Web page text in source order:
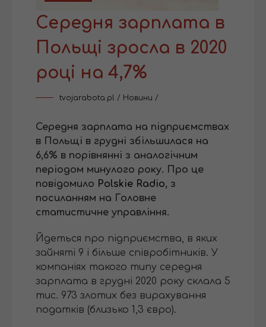
Середня зарплата в
Польщі зросла в 2020
році на 4,7%
tvojarabota.pl / Новини /
Середня зарплата на підприємствах
в Польщі в грудні збільшилася на
6,6% в порівнянні з аналогічним
періодом минулого року. Про це
повідомило Polskie Radio, з
посиланням на Головне
статистичне управління.
Йдеться про підприємства, в яких
зайняті 9 і більше співробітників. У
компаніях такого типу середня
зарплата в грудні 2020 року склала 5
тис. 973 злотих без вирахування
податків (близько 1,3 євро).